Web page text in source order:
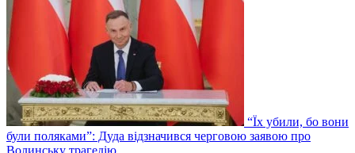
“Їх убили, бо вони
були поляками”: Дуда відзначився черговою заявою про